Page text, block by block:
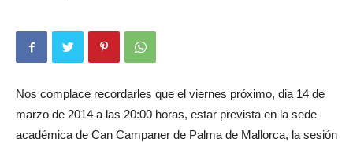
Nos complace recordarles que el viernes próximo, dia 14 de
marzo de 2014 a las 20:00 horas, estar prevista en la sede
académica de Can Campaner de Palma de Mallorca, la sesión